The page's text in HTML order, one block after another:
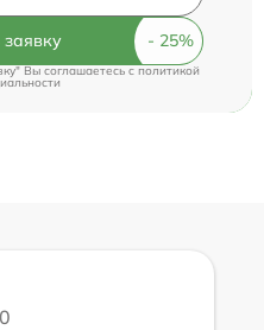
заявку
Вы соглашаетесь cполитикой